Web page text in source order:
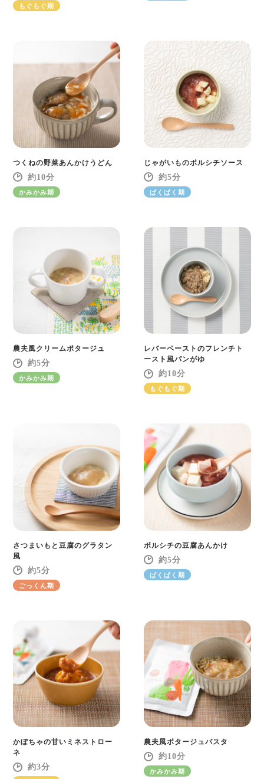
もぐもぐ期
つくねの野菜あんかけうどん
10
かみかみ期
じゃがいものボルシチソース
5
ぱくぱく期
農夫風クリームポタージュ
5
かみかみ期
レバーペーストのフレンチト
ースト風パンがゆ
10
もぐもぐ期
さつまいもと豆腐のグラタン
風
5
ごっくん期
ボルシチの豆腐あんかけ
5
ぱくぱく期
かぼちゃの甘いミネストロー
ネ
3
農夫風ポタージュパスタ
10
かみかみ期